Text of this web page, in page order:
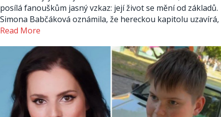
posílá fanouškům jasný vzkaz: její život se mění od základů.
Simona Babčáková oznámila, že hereckou kapitolu uzavírá,
Read More